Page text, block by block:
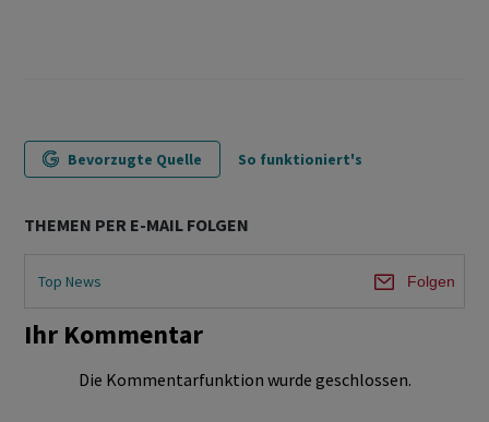
Bevorzugte Quelle So funktioniert's
THEMEN PER E-MAIL FOLGEN
Top News Folgen
Ihr Kommentar
Die Kommentarfunktion wurde geschlossen.